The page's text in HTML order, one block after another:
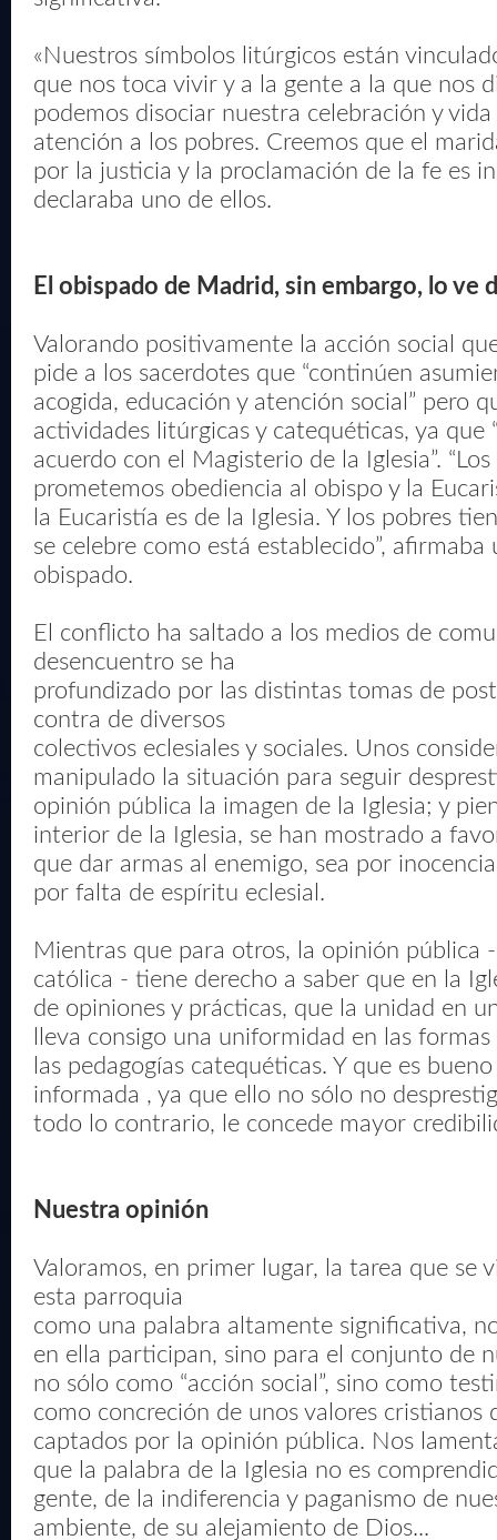
«Nuestros símbolos litúrgicos están
que nos toca vivir y a la gente a la que nos
podemos disociar nuestra celebración y
atención a los pobres. Creemos que el
por la justicia y la proclamación de la fe es
declaraba uno de ellos.
El obispado de Madrid, sin embargo, lo ve
Valorando positivamente la acción social
pide a los sacerdotes que “continúen
acogida, educación y atención social” pero
actividades litúrgicas y catequéticas, ya que
acuerdo con el Magisterio de la Iglesia”.
prometemos obediencia al obispo y la
la Eucaristía es de la Iglesia. Y los pobres
se celebre como está establecido”,
obispado.
El conflicto ha saltado a los medios de
desencuentro se ha
profundizado por las distintas tomas de
contra de diversos
colectivos eclesiales y sociales. Unos
manipulado la situación para seguir
opinión pública la imagen de la Iglesia; y
interior de la Iglesia, se han mostrado a
que dar armas al enemigo, sea por
por falta de espíritu eclesial.
Mientras que para otros, la opinión pública
católica - tiene derecho a saber que en la
de opiniones y prácticas, que la unidad en
lleva consigo una uniformidad en las
las pedagogías catequéticas. Y que es
informada , ya que ello no sólo no
todo lo contrario, le concede mayor
Nuestra opinión
Valoramos, en primer lugar, la tarea que se
esta parroquia
como una palabra altamente significativa,
en ella participan, sino para el conjunto de
no sólo como “acción social”, sino como
como concreción de unos valores cristianos
captados por la opinión pública. Nos
que la palabra de la Iglesia no es
gente, de la indiferencia y paganismo de
ambiente, de su alejamiento de Dios...